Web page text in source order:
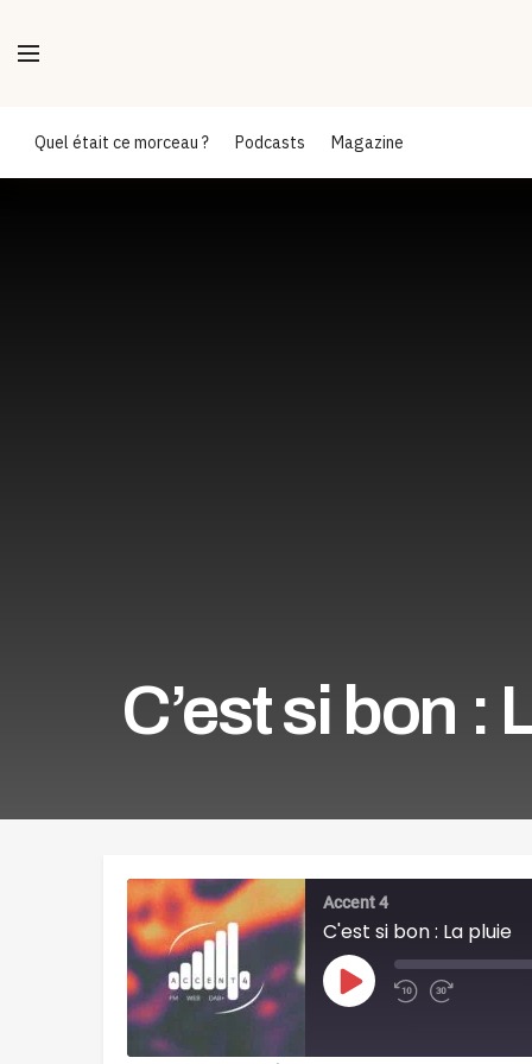
Quel était ce morceau ? Podcasts Magazine
C’est si bon :
Accent 4
C'est si bon : La pluie
Play
Episode